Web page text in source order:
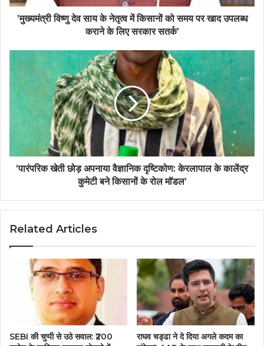
’मुख्यमंत्री विष्णु देव साय के नेतृत्व में किसानों को समय पर खाद उपलब्ध
कराने के लिए सरकार सतर्क’
’पारंपरिक खेती छोड़ अपनाया वैज्ञानिक दृष्टिकोण: केरलापाल के कालेंद्र
कुमेटी बने किसानों के रोल मॉडल’
Related Articles
SEBI की चुप्पी से उठे सवाल: ₹200
राघव चड्ढा ने दे दिया अगले कदम का